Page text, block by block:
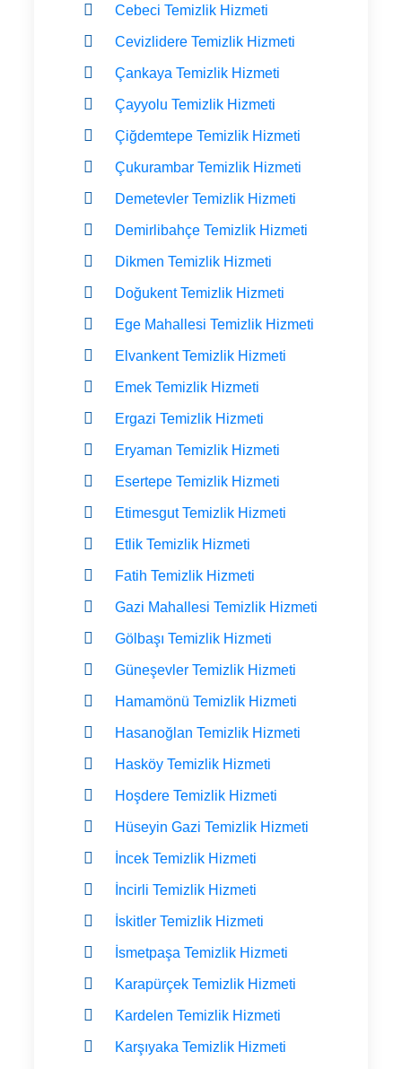
Cebeci Temizlik Hizmeti
Cevizlidere Temizlik Hizmeti
Çankaya Temizlik Hizmeti
Çayyolu Temizlik Hizmeti
Çiğdemtepe Temizlik Hizmeti
Çukurambar Temizlik Hizmeti
Demetevler Temizlik Hizmeti
Demirlibahçe Temizlik Hizmeti
Dikmen Temizlik Hizmeti
Doğukent Temizlik Hizmeti
Ege Mahallesi Temizlik Hizmeti
Elvankent Temizlik Hizmeti
Emek Temizlik Hizmeti
Ergazi Temizlik Hizmeti
Eryaman Temizlik Hizmeti
Esertepe Temizlik Hizmeti
Etimesgut Temizlik Hizmeti
Etlik Temizlik Hizmeti
Fatih Temizlik Hizmeti
Gazi Mahallesi Temizlik Hizmeti
Gölbaşı Temizlik Hizmeti
Güneşevler Temizlik Hizmeti
Hamamönü Temizlik Hizmeti
Hasanoğlan Temizlik Hizmeti
Hasköy Temizlik Hizmeti
Hoşdere Temizlik Hizmeti
Hüseyin Gazi Temizlik Hizmeti
İncek Temizlik Hizmeti
İncirli Temizlik Hizmeti
İskitler Temizlik Hizmeti
İsmetpaşa Temizlik Hizmeti
Karapürçek Temizlik Hizmeti
Kardelen Temizlik Hizmeti
Karşıyaka Temizlik Hizmeti